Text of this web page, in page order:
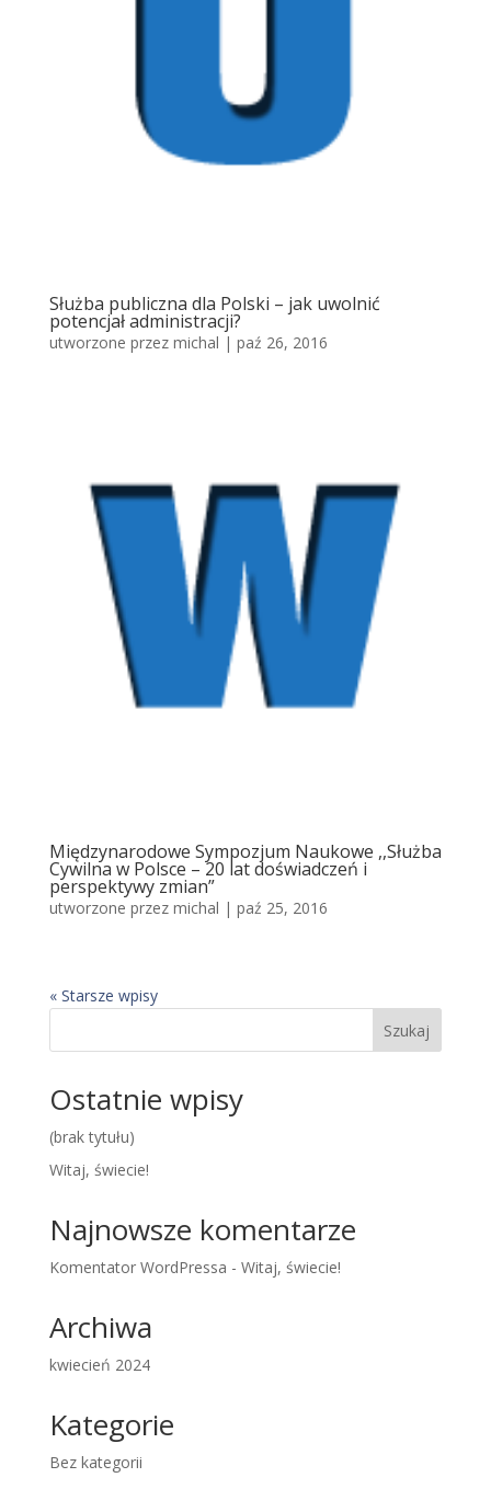
Służba publiczna dla Polski – jak uwolnić
potencjał administracji?
utworzone przez michal | paź 26, 2016
Międzynarodowe Sympozjum Naukowe ,,Służba
Cywilna w Polsce – 20 lat doświadczeń i
perspektywy zmian”
utworzone przez michal | paź 25, 2016
« Starsze wpisy
Szukaj
Ostatnie wpisy
(brak tytułu)
Witaj, świecie!
Najnowsze komentarze
Komentator WordPressa - Witaj, świecie!
Archiwa
kwiecień 2024
Kategorie
Bez kategorii